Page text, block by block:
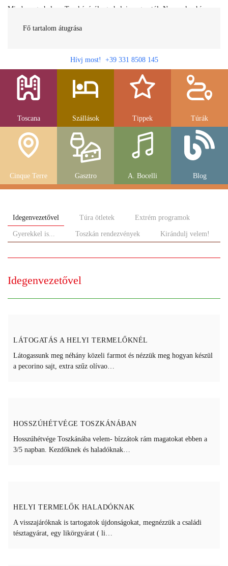
Fő tartalom átugrása
Minden egy helyen Toszkánáról egy helyi magyartól. Nemcsak a híres
gasztronomia....
Hívj most! +39 331 8508 145
Toscana Szállások Tippek Túrák
Cinque Terre Gasztro A. Bocelli Blog
Idegenvezetővel Túra ötletek Extrém programok
Gyerekkel is... Toszkán rendezvények Kirándulj velem!
Idegenvezetővel
LÁTOGATÁS A HELYI TERMELŐKNÉL
Látogassunk meg néhány közeli farmot és nézzük meg hogyan készül
a pecorino sajt, extra szűz olívao…
HOSSZÚHÉTVÉGE TOSZKÁNÁBAN
Hosszúhétvége Toszkánába velem- bízzátok rám magatokat ebben a
3/5 napban. Kezdőknek és haladóknak…
HELYI TERMELŐK HALADÓKNAK
A visszajáróknak is tartogatok újdonságokat, megnézzük a családi
tésztagyárat, egy likörgyárat ( li…